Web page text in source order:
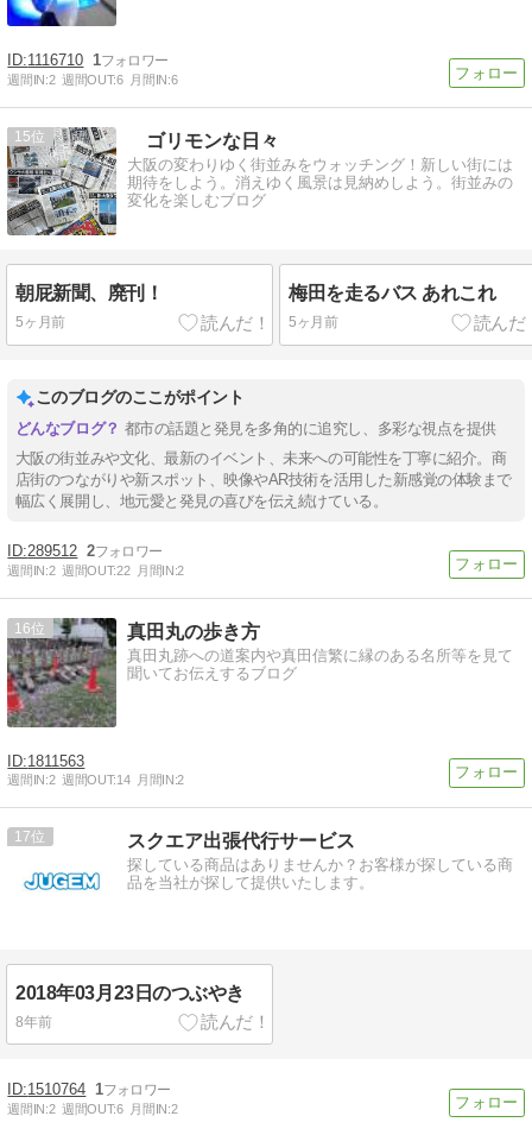
1116710 1
週間IN:2 週間OUT:6 月間IN:6
15 ゴリモンな日々
大阪の変わりゆく街並みをウォッチング！新しい街には
期待をしよう。消えゆく風景は見納めしよう。街並みの
変化を楽しむブログ
朝屁新聞、廃刊！
5ヶ月前
梅田を走るバス あれこれ
5ヶ月前
このブログのここがポイント
都市の話題と発見を多角的に追究し、多彩な視点を提供
大阪の街並みや文化、最新のイベント、未来への可能性を丁寧に紹介。商
店街のつながりや新スポット、映像やAR技術を活用した新感覚の体験まで
幅広く展開し、地元愛と発見の喜びを伝え続けている。
289512 2
週間IN:2 週間OUT:22 月間IN:2
16 真田丸の歩き方
真田丸跡への道案内や真田信繁に縁のある名所等を見て
聞いてお伝えするブログ
1811563
週間IN:2 週間OUT:14 月間IN:2
17 スクエア出張代行サービス
探している商品はありませんか？お客様が探している商
品を当社が探して提供いたします。
2018年03月23日のつぶやき
8年前
1510764 1
週間IN:2 週間OUT:6 月間IN:2